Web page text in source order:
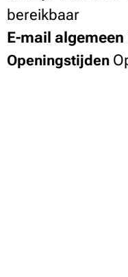
bereikbaar
E-mail algemeen
Openingstijden